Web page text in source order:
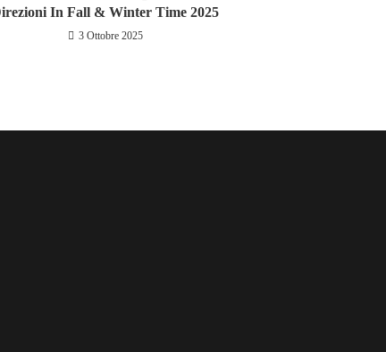
In Fall & Winter Time 2025
3 Ottobre 2025